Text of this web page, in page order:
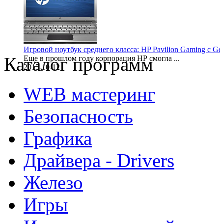
Игровой ноутбук среднего класса: HP Pavilion Gaming с
Еще в прошлом году корпорация НР смогла ...
2015-10-12
Каталог программ
WEB мастеринг
Безопасность
Графика
Драйвера - Drivers
Железо
Игры